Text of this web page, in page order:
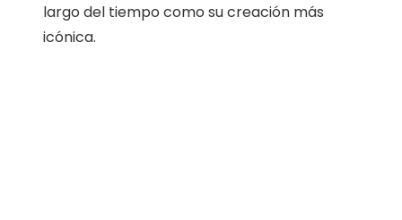
largo del tiempo como su creación más
icónica.